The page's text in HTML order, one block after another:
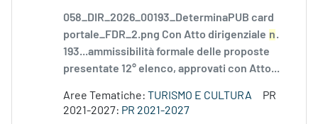
058_DIR_2026_00193_DeterminaPUB card
portale_FDR_2.png Con Atto dirigenziale n.
193...ammissibilità formale delle proposte
presentate 12° elenco, approvati con Atto...
Aree Tematiche: TURISMO E CULTURA
PR
2021-2027: PR 2021-2027